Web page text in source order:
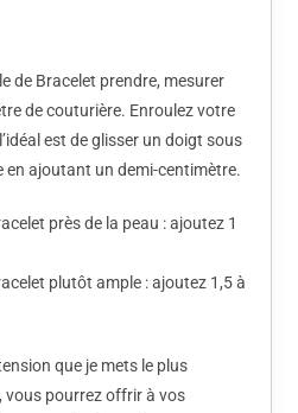
de Bracelet prendre, mesurer
de couturière. Enroulez votre
est de glisser un doigt sous
en ajoutant un demi-centimètre.
près de la peau : ajoutez 1
plutôt ample : ajoutez 1,5 à
que je mets le plus
vous pourrez offrir à vos